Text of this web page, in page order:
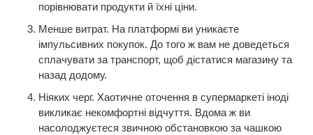
порівнювати продукти й їхні ціни.
Менше витрат. На платформі ви уникаєте
імпульсивних покупок. До того ж вам не доведеться
сплачувати за транспорт, щоб дістатися магазину та
назад додому.
Ніяких черг. Хаотичне оточення в супермаркеті іноді
викликає некомфортні відчуття. Вдома ж ви
насолоджуєтеся звичною обстановкою за чашкою